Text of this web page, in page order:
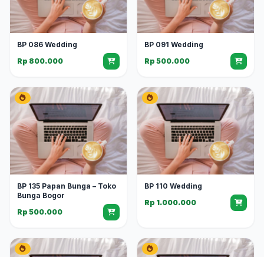
BP 086 Wedding
Rp 800.000
BP 091 Wedding
Rp 500.000
BP 135 Papan Bunga – Toko
Bunga Bogor
Rp 500.000
BP 110 Wedding
Rp 1.000.000